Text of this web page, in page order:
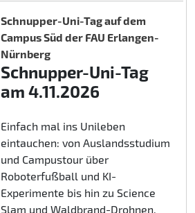
Schnupper-Uni-Tag auf dem
Campus Süd der FAU Erlangen-
Nürnberg
Schnupper-Uni-Tag
am 4.11.2026
Einfach mal ins Unileben
eintauchen: von Auslandsstudium
und Campustour über
Roboterfußball und KI-
Experimente bis hin zu Science
Slam und Waldbrand-Drohnen.